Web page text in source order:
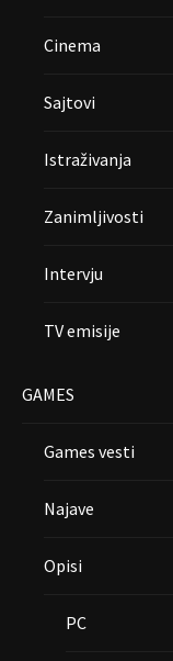
Cinema
Sajtovi
Istraživanja
Zanimljivosti
Intervju
TV emisije
GAMES
Games vesti
Najave
Opisi
PC